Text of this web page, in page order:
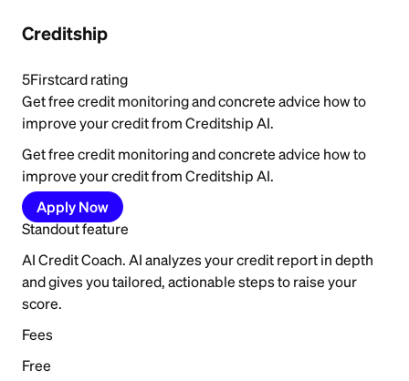
Creditship
5Firstcard rating
Get free credit monitoring and concrete advice how to
improve your credit from Creditship AI.
Get free credit monitoring and concrete advice how to
improve your credit from Creditship AI.
Apply Now
Standout feature
AI Credit Coach. AI analyzes your credit report in depth
and gives you tailored, actionable steps to raise your
score.
Fees
Free